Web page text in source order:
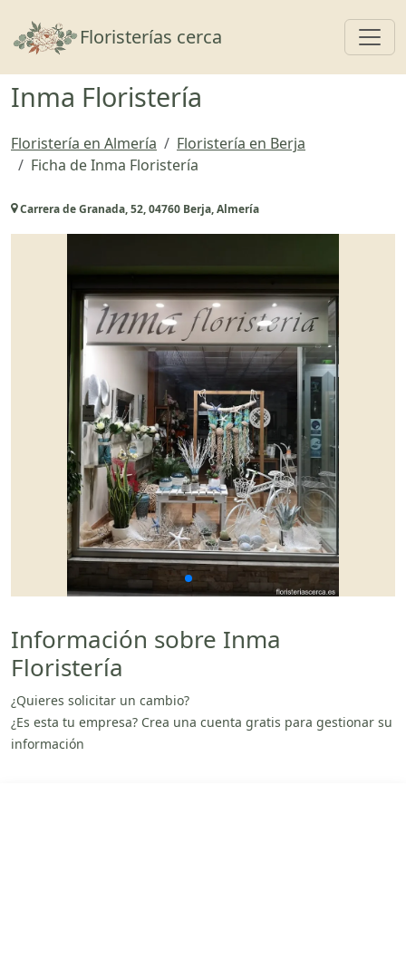
Floristerías cerca
Inma Floristería
Floristería en Almería
Floristería en Berja
Ficha de Inma Floristería
Carrera de Granada, 52, 04760 Berja, Almería
Información sobre Inma
Floristería
¿Quieres solicitar un cambio?
¿Es esta tu empresa? Crea una cuenta gratis para gestionar su
información